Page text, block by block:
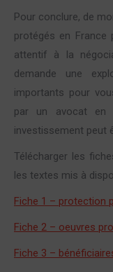
Pour conclure, de
protégés en France
attentif à la
demande une
importants pour
par un avocat en
investissement peut
Télécharger les
les textes mis à
Fiche 1 – protection
Fiche 2 – oeuvres
Fiche 3 –